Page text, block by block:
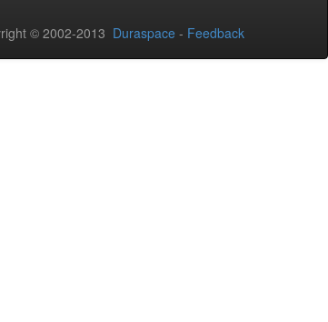
© 2002-2013 Duraspace - Feedback